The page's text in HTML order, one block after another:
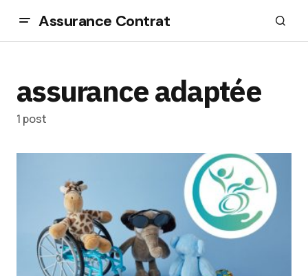
Assurance Contrat
assurance adaptée
1 post